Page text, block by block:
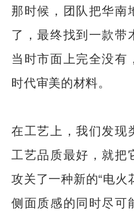
那时候，团队把华南
了，最终找到一款带
当时市面上完全没有
时代审美的材料。
在工艺上，我们发现
工艺品质最好，就把
攻关了一种新的“电火
侧面质感的同时尽可